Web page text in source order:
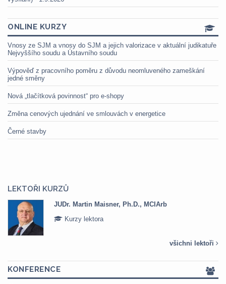
ONLINE KURZY
Vnosy ze SJM a vnosy do SJM a jejich valorizace v aktuální judikatuře
Nejvyššího soudu a Ústavního soudu
Výpověď z pracovního poměru z důvodu neomluveného zameškání
jedné směny
Nová „tlačítková povinnost“ pro e-shopy
Změna cenových ujednání ve smlouvách v energetice
Černé stavby
LEKTOŘI KURZŮ
JUDr. Martin Maisner, Ph.D., MCIArb
Kurzy lektora
všichni lektoři
KONFERENCE